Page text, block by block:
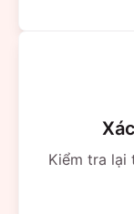
Kiểm tra lại